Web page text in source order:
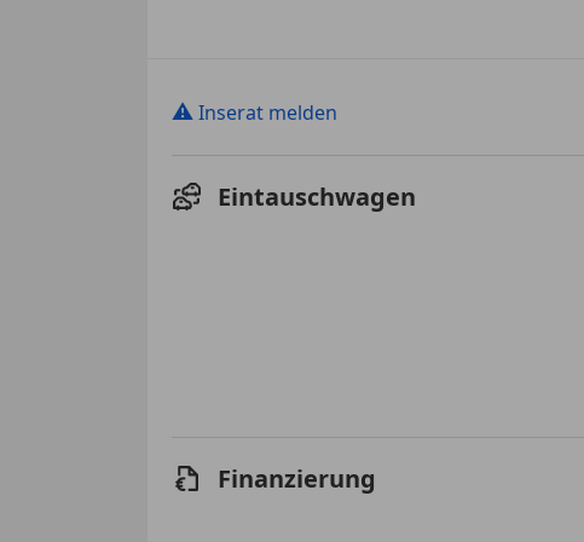
⚠ Inserat melden
Eintauschwagen
Finanzierung